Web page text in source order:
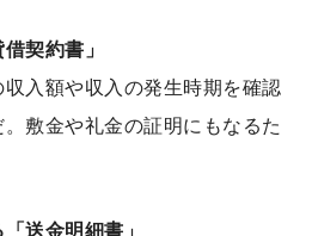
契約書」
入額や収入の発生時期を確認
敷金や礼金の証明にもなるた
送金明細書」